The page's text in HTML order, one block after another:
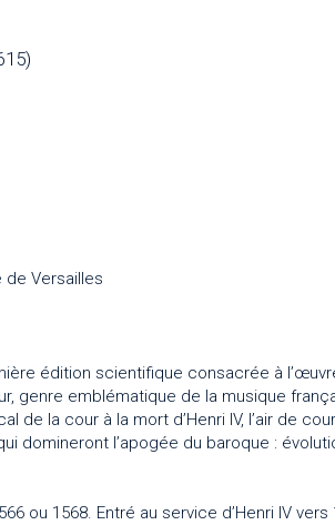
de Versailles
édition scientifique consacrée à
genre emblématique de la musique
de la cour à la mort d’Henri IV, l’air de cour
domineront l’apogée du baroque :
ou 1568. Entré au service d’Henri IV vers